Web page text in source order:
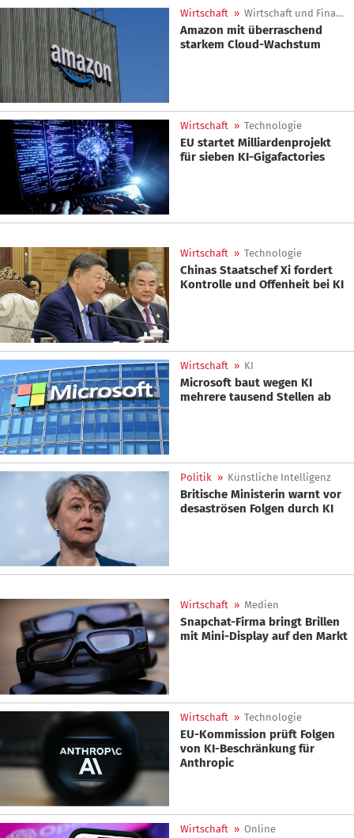
Wirtschaft » Wirtschaft und Finanzen
Amazon mit überraschend
starkem Cloud-Wachstum
Wirtschaft » Technologie
EU startet Milliardenprojekt
für sieben KI-Gigafactories
Wirtschaft » Technologie
Chinas Staatschef Xi fordert
Kontrolle und Offenheit bei KI
Wirtschaft » KI
Microsoft baut wegen KI
mehrere tausend Stellen ab
Politik » Künstliche Intelligenz
Britische Ministerin warnt vor
desaströsen Folgen durch KI
Wirtschaft » Medien
Snapchat-Firma bringt Brillen
mit Mini-Display auf den Markt
Wirtschaft » Technologie
EU-Kommission prüft Folgen
von KI-Beschränkung für
Anthropic
Wirtschaft » Online